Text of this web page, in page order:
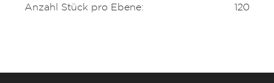
Anzahl Stück pro Ebene:
120